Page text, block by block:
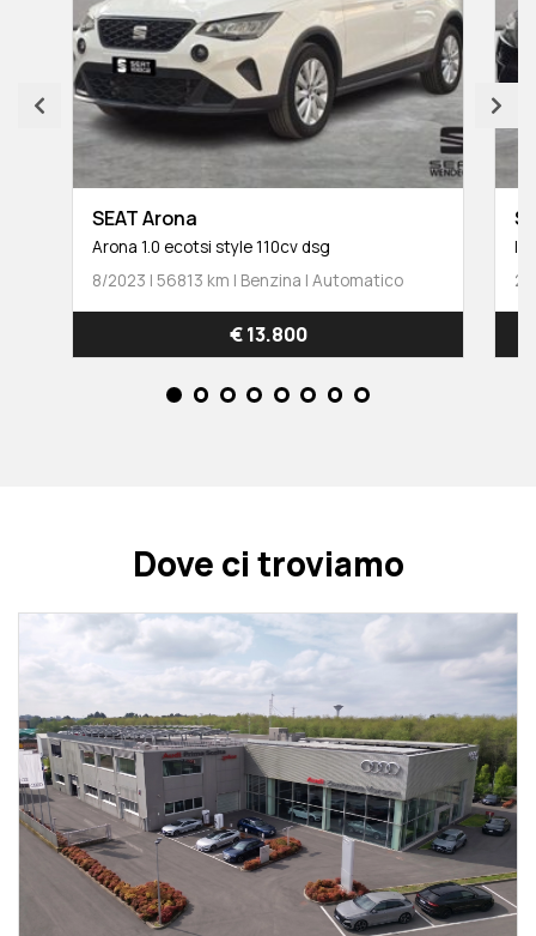
SEAT Arona
Arona 1.0 ecotsi style 110cv dsg
8/2023 | 56813 km | Benzina | Automatico
€ 13.800
2/
Dove ci troviamo